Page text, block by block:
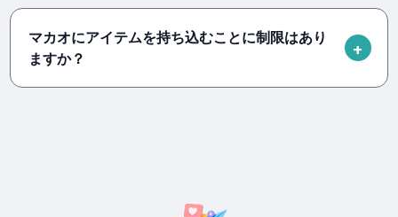
マカオにアイテムを持ち込むことに制限はあり
ますか？